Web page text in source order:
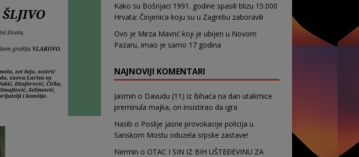
Kako su Bošnjaci 1991. godine spasili blizu 15.000
Hrvata: Činjenica koju su u Zagrebu zaboravili
Ovo je Mirza Mavrić koji je ubijen u Novom
Pazaru, imao je samo 17 godina
NAJNOVIJI KOMENTARI
Jasmin o Davudu (11) iz Bihaća na dan utakmice
preminula majka, on insistirao da igra
Hasib o Poslije jasne provokacije policija u
Sanskom Mostu oduzela srpske zastave!
Nermin o OTAC I SIN IZ BIH UŠTEĐEVINU ZA